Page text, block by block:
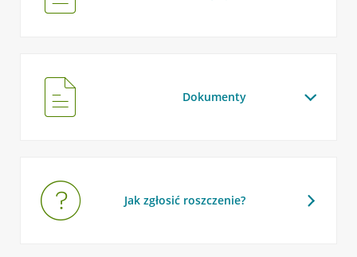
Dokumenty
Jak zgłosić roszczenie?